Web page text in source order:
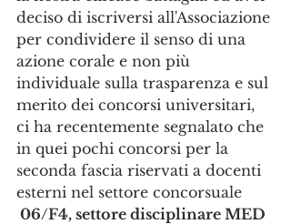
deciso di iscriversi all'Associazione
per condividere il senso di una
azione corale e non più
individuale sulla trasparenza e sul
merito dei concorsi universitari,
ci ha recentemente segnalato che
in quei pochi concorsi per la
seconda fascia riservati a docenti
esterni nel settore concorsuale
06/F4, settore disciplinare MED